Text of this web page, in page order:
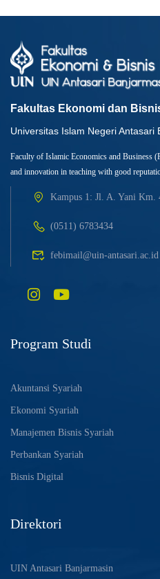
Fakultas Ekonomi dan
Universitas Islam Negeri Antasari
Faculty of Islamic Economics and Business
and innovation in teaching with good
Kampus 1: Jl. A. Yani Km.
(0511) 6783434
febimail@uin-antasari.ac.id
Program Studi
Akuntansi Syariah
Ekonomi Syariah
Manajemen Bisnis Syariah
Perbankan Syariah
Bisnis Digital
Direktori
UIN Antasari Banjarmasin